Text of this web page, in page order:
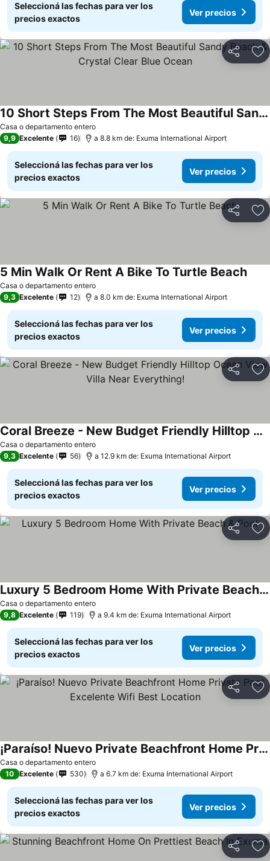
Seleccioná las fechas para ver los
precios exactos
Ver precios
Compartir
Casa o departamento entero
10 Short Steps From The Most Beautiful Sandy Beach & Crystal Clear Blue Ocean
9,9 Excelente 16 a 8.8 km de: Exuma International Airport
Seleccioná las fechas para ver los
precios exactos
Ver precios
Compartir
Casa o departamento entero
5 Min Walk Or Rent A Bike To Turtle Beach
9,3 Excelente 12 a 8.0 km de: Exuma International Airport
Seleccioná las fechas para ver los
precios exactos
Ver precios
Compartir
Casa o departamento entero
Coral Breeze - New Budget Friendly Hilltop Ocean View Villa Near Everything!
9,3 Excelente 56 a 12.9 km de: Exuma International Airport
Seleccioná las fechas para ver los
precios exactos
Ver precios
Compartir
Casa o departamento entero
Luxury 5 Bedroom Home With Private Beach & Pool
9,8 Excelente 119 a 9.4 km de: Exuma International Airport
Seleccioná las fechas para ver los
precios exactos
Ver precios
Compartir
Casa o departamento entero
¡Paraíso! Nuevo Private Beachfront Home Private Pool Excelente Wifi Best Location
10 Excelente 530 a 6.7 km de: Exuma International Airport
Seleccioná las fechas para ver los
precios exactos
Ver precios
Compartir